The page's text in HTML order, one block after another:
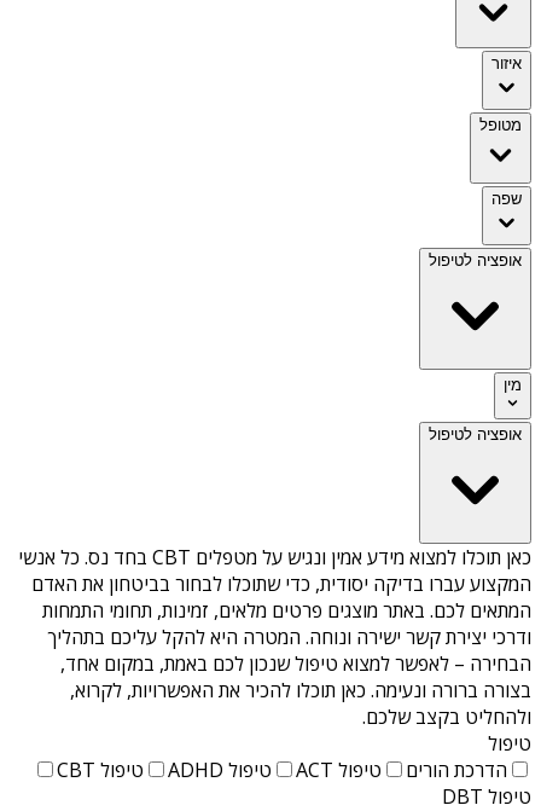
איזור
מטופל
שפה
אופציה לטיפול
מין
אופציה לטיפול
כאן תוכלו למצוא מידע אמין ונגיש על מטפלים CBT בחד נס
. כל אנשי
המקצוע עברו בדיקה יסודית, כדי שתוכלו לבחור בביטחון את האדם
המתאים לכם. באתר מוצגים פרטים מלאים, זמינות, תחומי התמחות
ודרכי יצירת קשר ישירה ונוחה. המטרה היא להקל עליכם בתהליך
הבחירה – לאפשר למצוא טיפול שנכון לכם באמת, במקום אחד,
בצורה ברורה ונעימה. כאן תוכלו להכיר את האפשרויות, לקרוא,
ולהחליט בקצב שלכם.
טיפול
הדרכת הורים
טיפול ACT טיפול ADHD
טיפול CBT
טיפול DBT